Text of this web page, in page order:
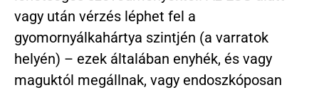
vagy után vérzés léphet fel a
gyomornyálkahártya szintjén (a varratok
helyén) – ezek általában enyhék, és vagy
maguktól megállnak, vagy endoszkóposan